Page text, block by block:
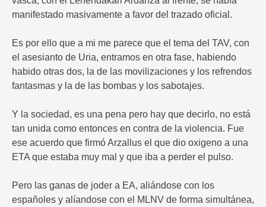
manifestado masivamente a favor del trazado oficial.
Es por ello que a mi me parece que el tema del TAV, con
el asesianto de Uria, entramos en otra fase, habiendo
habido otras dos, la de las movilizaciones y los refrendos
fantasmas y la de las bombas y los sabotajes.
Y la sociedad, es una pena pero hay que decirlo, no está
tan unida como entonces en contra de la violencia. Fue
ese acuerdo que firmó Arzallus el que dio oxigeno a una
ETA que estaba muy mal y que iba a perder el pulso.
Pero las ganas de joder a EA, aliándose con los
españoles y alíandose con el MLNV de forma simultánea,